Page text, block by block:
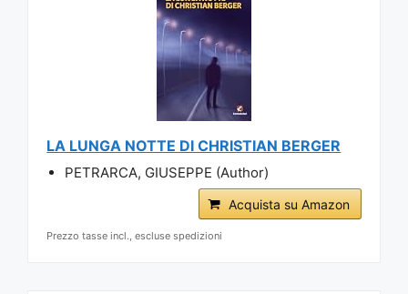
LA LUNGA NOTTE DI CHRISTIAN BERGER
PETRARCA, GIUSEPPE (Author)
Acquista su Amazon
Prezzo tasse incl., escluse spedizioni